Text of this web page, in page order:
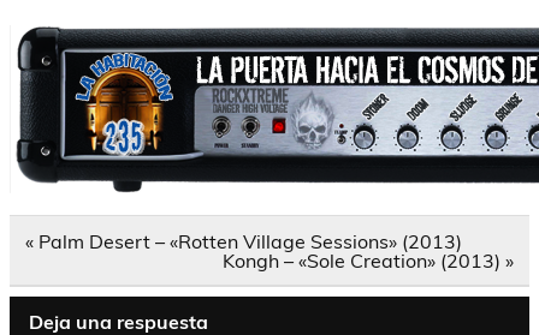
Navegación
« Palm Desert – «Rotten Village Sessions» (2013)
Kongh – «Sole Creation» (2013) »
Deja una respuesta